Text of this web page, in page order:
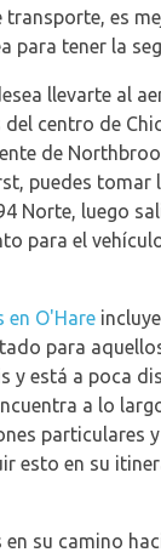
es
para tener la
llevarte al
centro de
de
puedes
Norte, luego
para el
en O'Hare
para
y está a poca
a lo
particulares
esto en su
su camino